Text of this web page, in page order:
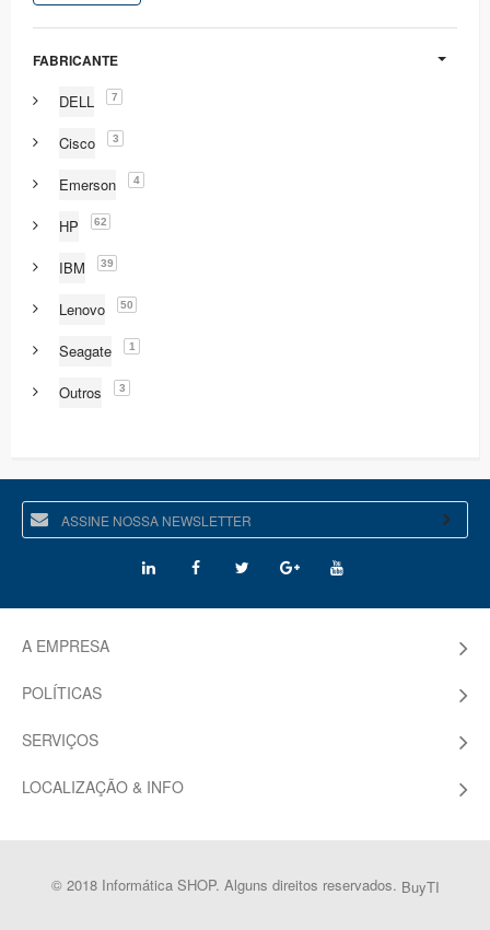
FABRICANTE
DELL 7
Cisco 3
Emerson 4
HP 62
IBM 39
Lenovo 50
Seagate 1
Outros 3
A EMPRESA
POLÍTICAS
SERVIÇOS
LOCALIZAÇÃO & INFO
© 2018 Informática SHOP. Alguns direitos reservados. BuyTI